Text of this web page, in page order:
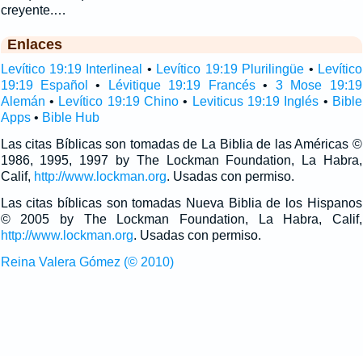
creyente.…
Enlaces
Levítico 19:19 Interlineal • Levítico 19:19 Plurilingüe • Levítico
19:19 Español
• Lévitique 19:19 Francés• 3 Mose 19:19
Alemán • Levítico 19:19 Chino• Leviticus 19:19 Inglés • Bible
Apps• Bible Hub
Las citas Bíblicas son tomadas de La Biblia de las Américas ©
1986, 1995, 1997 by The Lockman Foundation, La Habra,
Calif, http://www.lockman.org. Usadas con permiso.
Las citas bíblicas son tomadas Nueva Biblia de los Hispanos
© 2005 by The Lockman Foundation, La Habra, Calif,
http://www.lockman.org. Usadas con permiso.
Reina Valera Gómez (© 2010)